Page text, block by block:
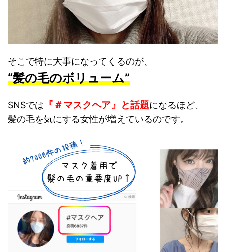
そこで特に大事になってくるのが、
“髪の毛のボリューム”
SNSでは 『＃マスクヘア』と話題になるほど、
髪の毛を気にする女性が増えているのです。